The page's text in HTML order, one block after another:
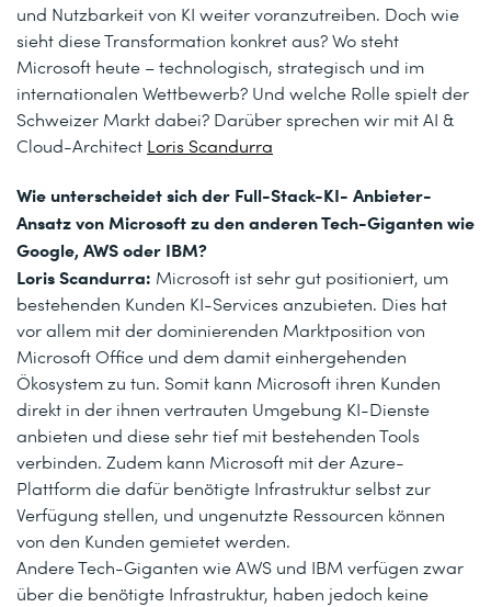
und Nutzbarkeit von KI weiter voranzutreiben. Doch wie
sieht diese Transformation konkret aus? Wo steht
Microsoft heute – technologisch, strategisch und im
internationalen Wettbewerb? Und welche Rolle spielt der
Schweizer Markt dabei? Darüber sprechen wir mit AI &
Cloud-Architect Loris Scandurra
Wie unterscheidet sich der Full-Stack-KI- Anbieter-
Ansatz von Microsoft zu den anderen Tech-Giganten wie
Google, AWS oder IBM?
Loris Scandurra: Microsoft ist sehr gut positioniert, um
bestehenden Kunden KI-Services anzubieten. Dies hat
vor allem mit der dominierenden Marktposition von
Microsoft Office und dem damit einhergehenden
Ökosystem zu tun. Somit kann Microsoft ihren Kunden
direkt in der ihnen vertrauten Umgebung KI-Dienste
anbieten und diese sehr tief mit bestehenden Tools
verbinden. Zudem kann Microsoft mit der Azure-
Plattform die dafür benötigte Infrastruktur selbst zur
Verfügung stellen, und ungenutzte Ressourcen können
von den Kunden gemietet werden.
Andere Tech-Giganten wie AWS und IBM verfügen zwar
über die benötigte Infrastruktur, haben jedoch keine